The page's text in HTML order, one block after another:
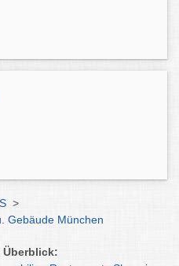
>
Gebäude München
Überblick: